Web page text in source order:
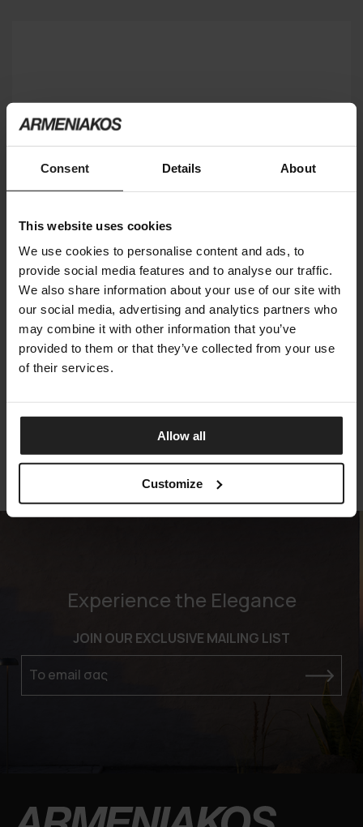
Consent Details About
This website uses cookies
We use cookies to personalise content and ads, to
provide social media features and to analyse our traffic.
We also share information about your use of our site with
our social media, advertising and analytics partners who
may combine it with other information that you’ve
provided to them or that they’ve collected from your use
of their services.
Allow all
Customize
CHIMERA
Experience the Elegance
JOIN OUR EXCLUSIVE MAILING LIST
Το email σας